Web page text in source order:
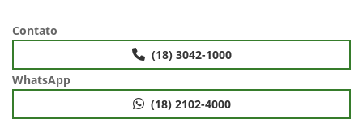
Contato
(18) 3042-1000
WhatsApp
(18) 2102-4000